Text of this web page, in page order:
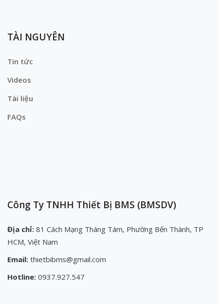
TÀI NGUYÊN
Tin tức
Videos
Tài liệu
FAQs
Công Ty TNHH Thiết Bị BMS (BMSDV)
Địa chỉ: 81 Cách Mạng Tháng Tám, Phường Bến Thành, TP
HCM, Việt Nam
Email: thietbibms@gmail.com
Hotline: 0937.927.547